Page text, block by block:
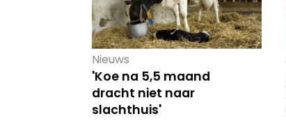
Nieuws
'Koe na 5,5 maand
dracht niet naar
slachthuis'